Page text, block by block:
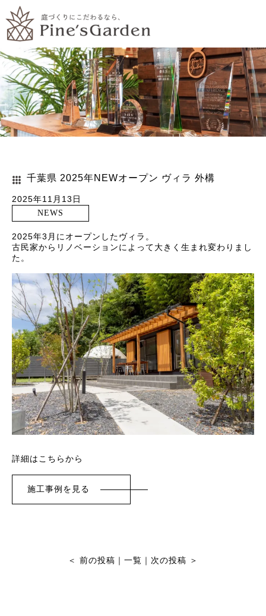
千葉県 2025年NEWオープン ヴィラ 外構
2025年11月13日
NEWS
2025年3月にオープンしたヴィラ。
古民家からリノベーションによって大きく生まれ変わりまし
た。
詳細はこちらから
施工事例を見る
＜ 前の投稿 ｜ 一覧 ｜ 次の投稿 ＞